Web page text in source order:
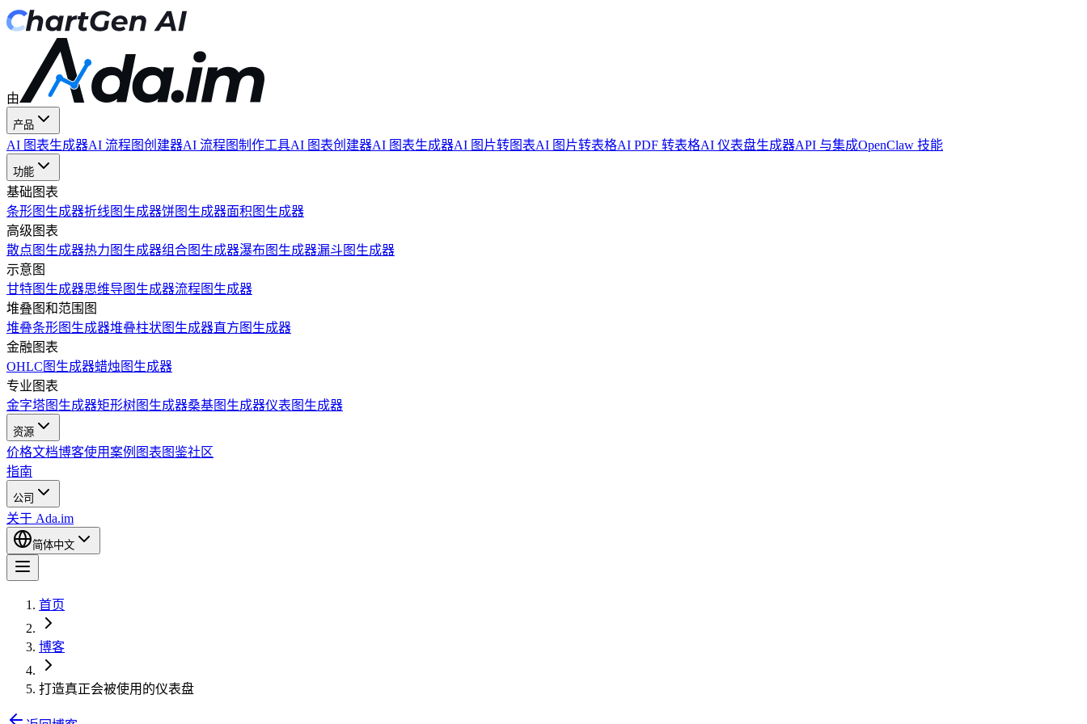
由
产品
AI 图表生成器AI 流程图创建器AI 流程图制作工具AI 图表创建器AI 图表生成器AI 图片转图表AI 图片转表格AI PDF 转表格AI 仪表盘生成器API 与集成OpenClaw 技能
功能
基础图表
条形图生成器折线图生成器饼图生成器面积图生成器
高级图表
散点图生成器热力图生成器组合图生成器瀑布图生成器漏斗图生成器
示意图
甘特图生成器思维导图生成器流程图生成器
堆叠图和范围图
堆叠条形图生成器堆叠柱状图生成器直方图生成器
金融图表
OHLC图生成器蜡烛图生成器
专业图表
金字塔图生成器矩形树图生成器桑基图生成器仪表图生成器
资源
价格文档博客使用案例 图表图鉴社区
指南
公司
关于 Ada.im
简体中文
首页
博客
打造真正会被使用的仪表盘